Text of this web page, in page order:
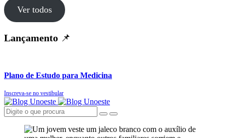
Ver todos
Lançamento 📌
Plano de Estudo para Medicina
Inscreva-se no vestibular